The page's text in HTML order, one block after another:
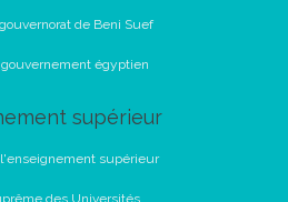
de Beni Suef
gouvernement égyptien
supérieur
supérieur
des Universités